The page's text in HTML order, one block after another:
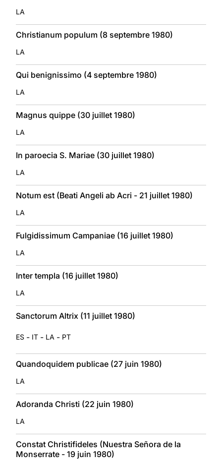
LA
Christianum populum (8 septembre 1980)
LA
Qui benignissimo (4 septembre 1980)
LA
Magnus quippe (30 juillet 1980)
LA
In paroecia S. Mariae (30 juillet 1980)
LA
Notum est (Beati Angeli ab Acri - 21 juillet 1980)
LA
Fulgidissimum Campaniae (16 juillet 1980)
LA
Inter templa (16 juillet 1980)
LA
Sanctorum Altrix (11 juillet 1980)
ES - IT - LA - PT
Quandoquidem publicae (27 juin 1980)
LA
Adoranda Christi (22 juin 1980)
LA
Constat Christifideles (Nuestra Señora de la
Monserrate - 19 juin 1980)